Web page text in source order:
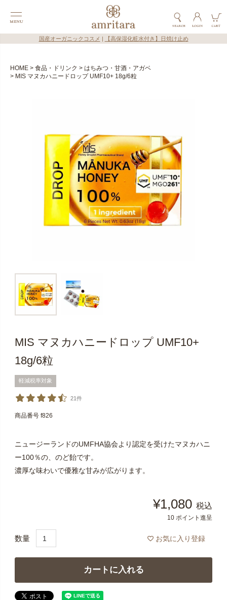
国産オーガニックコスメ 【高保湿化粧水付き】日焼け止め
HOME 食品・ドリンク
はちみつ・甘酒・アガベ
MIS マヌカハニードロップ UMF10+ 18g/6粒
MIS マヌカハニードロップ UMF10+
18g/6粒
軽減税率対象
21件
商品番号 f826
ニュージーランドのUMFHA協会より認定を受けたマヌカハニ
ー100％の、のど飴です。
濃厚な味わいで優雅な甘みが広がります。
¥1,080 税込
10 ポイント進呈
お気に入り登録
カートに入れる